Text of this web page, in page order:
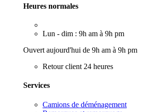
Heures normales
Lun - dim : 9h am à 9h pm
Ouvert aujourd'hui de 9h am à 9h pm
Retour client 24 heures
Services
Camions de déménagement